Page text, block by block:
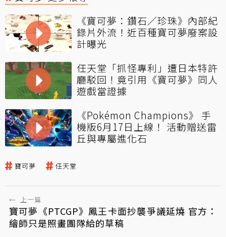
《寶可夢：鑽石／珍珠》內部紀
錄片外流！近百種寶可夢廢案設
計曝光
任天堂「抓怪專利」遭日本特許
廳駁回！竟引用《寶可夢》同人
遊戲當證據
《Pokémon Champions》 手
機版6月17日上線！ 活動贈送雷
丘與專屬進化石
寶可夢 任天堂
← 上一篇
寶可夢《PTCGP》鳳王卡面抄襲爭議延燒 官方：
繪師只是照畫團隊給的草稿